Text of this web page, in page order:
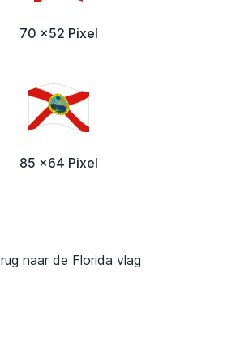
70 x52 Pixel
85 x64 Pixel
naar de Florida vlag